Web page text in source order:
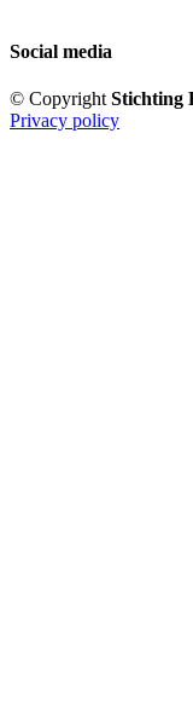
Social media
© Copyright Stichting
Privacy policy